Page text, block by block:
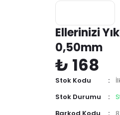
Ellerinizi
0,50mm
₺ 168
Stok Kodu
Stok Durumu